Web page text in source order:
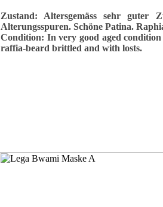
Zustand: Altersgemäss sehr guter
Alterungsspuren. Schöne Patina.
Condition: In very good aged
raffia-beard brittled and with losts.